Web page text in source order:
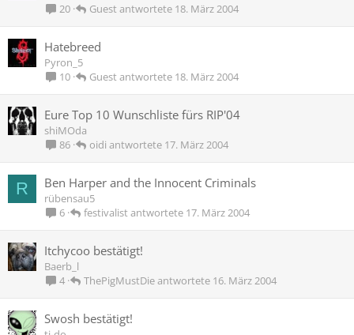
20
18. März 2004
Guest
Hatebreed
Pyron_5
10
18. März 2004
Guest
Eure Top 10 Wunschliste fürs RIP'04
shiMOda
86
17. März 2004
oidi
R Ben Harper and the Innocent Criminals
rübensau5
6
17. März 2004
festivalist
Itchycoo bestätigt!
Baerb_l
4
16. März 2004
ThePigMustDie
Swosh bestätigt!